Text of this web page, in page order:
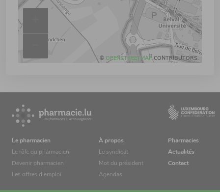
© OPENSTREETMAPCONTRIBUTORS.
Le pharmacien
Le rôle du pharmacien
Devenir pharmacien
Les offres d’emploi
À propos
Le syndicat
Mot du président
Agendas
Pharmacies
Actualités
Contact